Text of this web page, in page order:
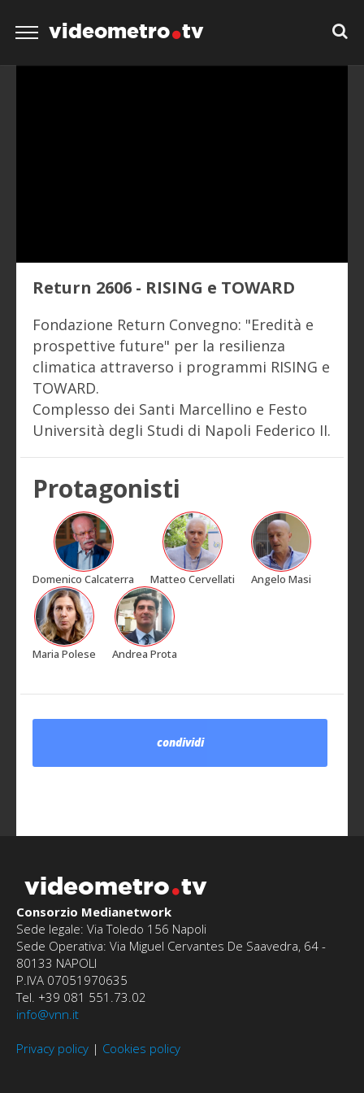
videometro tv
Return 2606 - RISING e TOWARD
Fondazione Return Convegno: "Eredità e
prospettive future" per la resilienza
climatica attraverso i programmi RISING e
TOWARD.
Complesso dei Santi Marcellino e Festo
Università degli Studi di Napoli Federico II.
Protagonisti
Domenico Calcaterra Matteo Cervellati Angelo Masi
Maria Polese Andrea Prota
condividi
videometro tv
Consorzio Medianetwork
Sede legale: Via Toledo 156 Napoli
Sede Operativa: Via Miguel Cervantes De Saavedra, 64 -
80133 NAPOLI
P.IVA 07051970635
Tel. +39 081 551.73.02
info@vnn.it
Privacy policy | Cookies policy